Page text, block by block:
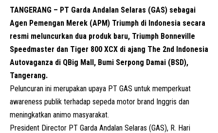
TANGERANG – PT Garda Andalan Selaras (GAS) sebagai
Agen Pemengan Merek (APM) Triumph di Indonesia secara
resmi meluncurkan dua produk baru, Triumph Bonneville
Speedmaster dan Tiger 800 XCX di ajang The 2nd Indonesia
Autovaganza di QBig Mall, Bumi Serpong Damai (BSD),
Tangerang.
Peluncuran ini merupakan upaya PT GAS untuk memperkuat
awareness publik terhadap sepeda motor brand Inggris dan
meningkatkan animo masyarakat.
President Director PT Garda Andalan Selaras (GAS), R. Hari